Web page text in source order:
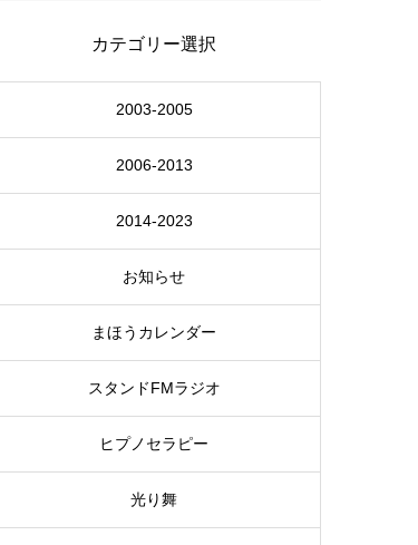
カテゴリー選択
2003-2005
2006-2013
2014-2023
お知らせ
まほうカレンダー
スタンドFMラジオ
ヒプノセラピー
光り舞